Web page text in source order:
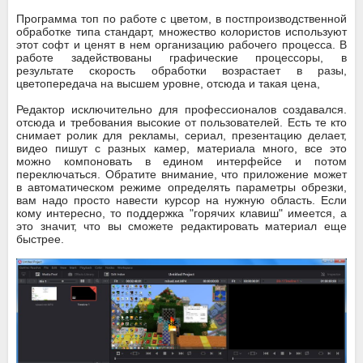
Программа топ по работе с цветом, в постпроизводственной
обработке типа стандарт, множество колористов используют
этот софт и ценят в нем организацию рабочего процесса. В
работе задействованы графические процессоры, в
результате скорость обработки возрастает в разы,
цветопередача на высшем уровне, отсюда и такая цена,
Редактор исключительно для профессионалов создавался.
отсюда и требования высокие от пользователей. Есть те кто
снимает ролик для рекламы, сериал, презентацию делает,
видео пишут с разных камер, материала много, все это
можно компоновать в едином интерфейсе и потом
переключаться. Обратите внимание, что приложение может
в автоматическом режиме определять параметры обрезки,
вам надо просто навести курсор на нужную область. Если
кому интересно, то поддержка "горячих клавиш" имеется, а
это значит, что вы сможете редактировать материал еще
быстрее.